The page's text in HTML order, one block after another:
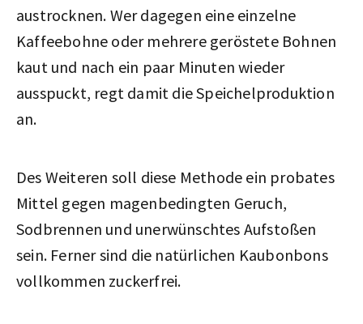
austrocknen. Wer dagegen eine einzelne
Kaffeebohne oder mehrere geröstete Bohnen
kaut und nach ein paar Minuten wieder
ausspuckt, regt damit die Speichelproduktion
an.
Des Weiteren soll diese Methode ein probates
Mittel gegen magenbedingten Geruch,
Sodbrennen und unerwünschtes Aufstoßen
sein. Ferner sind die natürlichen Kaubonbons
vollkommen zuckerfrei.